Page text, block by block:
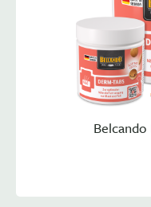
Belcando